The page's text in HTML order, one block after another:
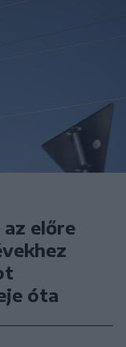
előre
óta